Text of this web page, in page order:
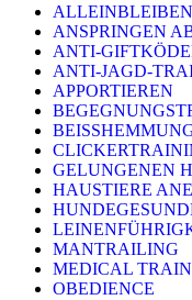
ALLEINBLEIBEN
ANSPRINGEN
ANTI-
ANTI-JAGD-
APPORTIEREN
BEISSHEMMUNG
GELUNGENEN
HAUSTIERE
MANTRAILING
MEDICAL
OBEDIENCE